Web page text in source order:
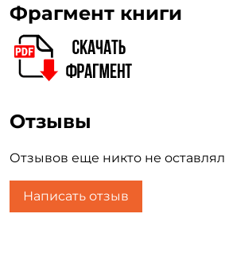
Фрагмент книги
Отзывы
Отзывов еще никто не оставлял
Написать отзыв